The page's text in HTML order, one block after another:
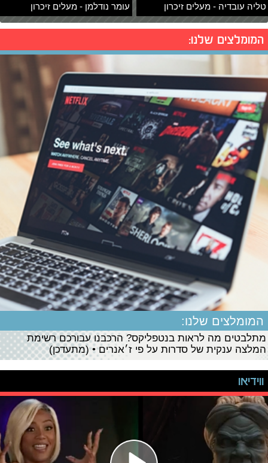
טליה עובדיה - מעלים זיכרון עומר נודלמן - מעלים זיכרון
המומלצים שלנו:
המומלצים שלנו:
מתלבטים מה לראות בנטפליקס? הרכבנו עבורכם רשימת
המלצה ענקית של סדרות על פי ז׳אנרים • (מתעדכן)
ווידיאו